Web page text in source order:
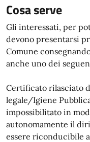
Cosa serve
Gli interessati, per
devono presentarsi
Comune
anche uno dei
Certificato rilasciato
legale/Igiene
impossibilitato in
autonomamente il
essere riconducibile